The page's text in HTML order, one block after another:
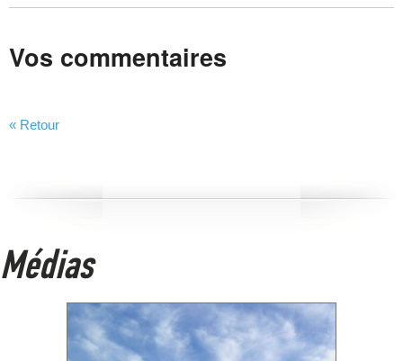
Vos commentaires
« Retour
Médias